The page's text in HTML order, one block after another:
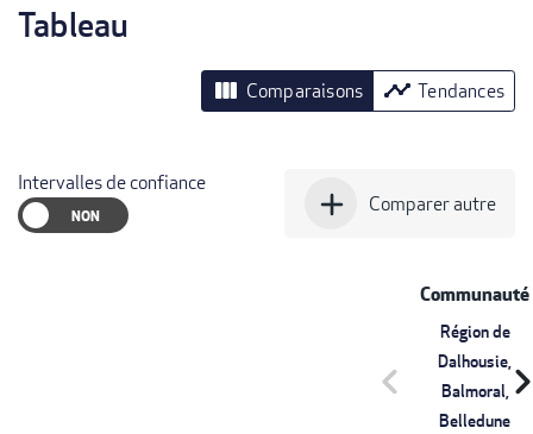
Tableau
view_column Comparaisons timeline Tendances
Intervalles de confiance
add Comparer autre
Communauté
Région de
Dalhousie,
Balmoral,
Belledune
chevron_left